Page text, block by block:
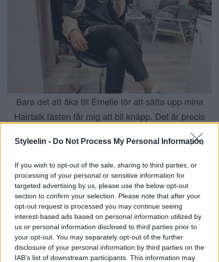
Styleelin - Do Not Process My Personal Information
If you wish to opt-out of the sale, sharing to third parties, or
processing of your personal or sensitive information for
targeted advertising by us, please use the below opt-out
section to confirm your selection. Please note that after your
opt-out request is processed you may continue seeing
interest-based ads based on personal information utilized by
us or personal information disclosed to third parties prior to
your opt-out. You may separately opt-out of the further
disclosure of your personal information by third parties on the
IAB’s list of downstream participants. This information may
Bara det att åka till Emelie för att sätta upp mina
Hairtalk fästen får mig att bli knäpp. Det är precis
samma sak som att mina kunder kommer till mig
och jag vet att dom tar Corona-krisen på lika stort
allvar som vi på vår salong gör. Men det var
underbart att sitta i stolen tillsammans med henne,
hon ger mig mycket energi och vi är i samma sits
med mycket.